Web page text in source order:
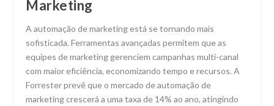
Marketing
A automação de marketing está se tornando mais
sofisticada. Ferramentas avançadas permitem que as
equipes de marketing gerenciem campanhas multi-canal
com maior eficiência, economizando tempo e recursos. A
Forrester prevê que o mercado de automação de
marketing crescerá a uma taxa de 14% ao ano, atingindo